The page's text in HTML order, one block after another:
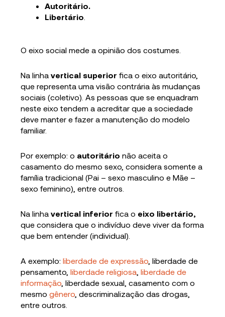
Autoritário.
Libertário
O eixo social mede a opinião dos costumes.
Na linhavertical superior fica o eixo autoritário,
que representa uma visão contrária às mudanças
sociais (coletivo). As pessoas que se enquadram
neste eixo tendem a acreditar que a sociedade
deve manter e fazer a manutenção do modelo
familiar.
Por exemplo: o autoritário não aceita o
casamento do mesmo sexo, considera somente a
família tradicional (Pai – sexo masculino e Mãe –
sexo feminino), entre outros.
Na linhavertical inferior fica o eixo libertário,
que considera que o indivíduo deve viver da forma
que bem entender (individual).
A exemplo:liberdade de expressão , liberdade de
pensamento,liberdade religiosa ,liberdade de
informação , liberdade sexual, casamento com o
mesmogênero , descriminalização das drogas,
entre outros.